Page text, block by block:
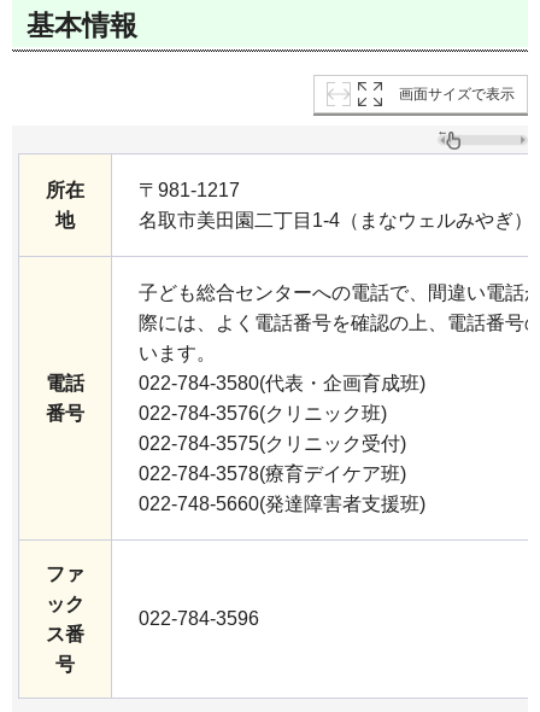
基本情報
画面サイズで表示
所在
地
〒981-1217
名取市美田園二丁目1-4（まなウェルみやぎ）
電話
番号
子ども総合センターへの電話で、間違い電話
際には、よく電話番号を確認の上、電話番号
います。
022-784-3580(代表・企画育成班)
022-784-3576(クリニック班)
022-784-3575(クリニック受付)
022-784-3578(療育デイケア班)
022-748-5660(発達障害者支援班)
ファ
ック
ス番
号
022-784-3596